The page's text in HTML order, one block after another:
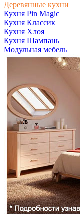
Деревянные кухни
Кухня Pin Magic
Кухня Классик
Кухня Хлоя
Кухня Шампань
Модульная мебель